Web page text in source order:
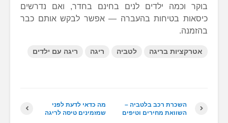
בוקר וכמה ילדים לנים בחינם בחדר, ואם נדרשים
כיסאות בטיחות בהעברה — אפשר לבקש אותם כבר
בהזמנה.
אטרקציות בריגה לטביה ריגה ריגה עם ילדים
מה כדאי לדעת לפני
שמזמינים טיסה לריגה
השכרת רכב בלטביה –
השוואת מחירים וטיפים